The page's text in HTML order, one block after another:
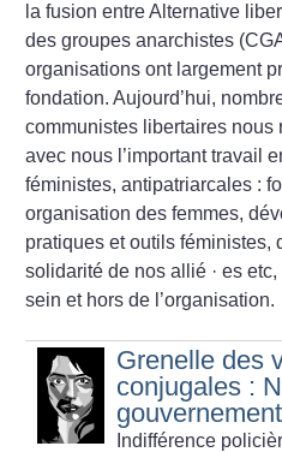
la fusion entre Alternative
des groupes anarchistes
organisations ont largement
fondation. Aujourd’hui,
communistes libertaires
avec nous l’important travail
féministes, antipatriarcales :
organisation des femmes,
pratiques et outils féministes,
solidarité de nos allié · es etc,
sein et hors de l’organisation.
Grenelle des
conjugales :
Indifférence